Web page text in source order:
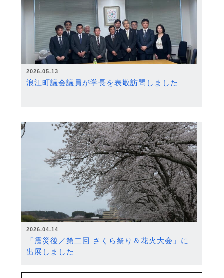
2026.05.13
浪江町議会議員が学長を表敬訪問しました
2026.04.14
「震災後／第二回 さくら祭り＆花火大会」に
出展しました